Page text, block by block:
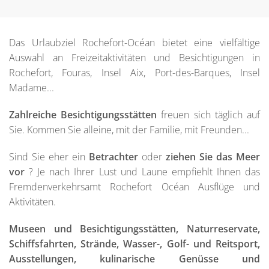
Das Urlaubziel Rochefort-Océan bietet eine vielfältige
Auswahl an Freizeitaktivitäten und Besichtigungen in
Rochefort, Fouras, Insel Aix, Port-des-Barques, Insel
Madame...
Zahlreiche Besichtigungsstättenfreuen sich täglich auf
Sie. Kommen Sie alleine, mit der Familie, mit Freunden...
Sind Sie eher ein Betrachter oder ziehen Sie das Meer
vor ? Je nach Ihrer Lust und Laune empfiehlt Ihnen das
Fremdenverkehrsamt Rochefort Océan Ausflüge und
Aktivitäten.
Museen und Besichtigungsstätten, Naturreservate,
Schiffsfahrten, Strände, Wasser-, Golf- und Reitsport,
Ausstellungen, kulinarische Genüsse und